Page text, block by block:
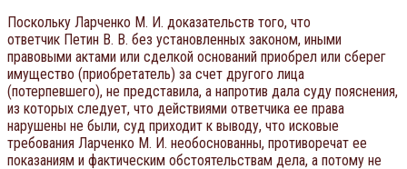
Поскольку Ларченко М. И. доказательств того, что
ответчик Петин В. В. без установленных законом, иными
правовыми актами или сделкой оснований приобрел или сберег
имущество (приобретатель) за счет другого лица
(потерпевшего), не представила, а напротив дала суду пояснения,
из которых следует, что действиями ответчика ее права
нарушены не были, суд приходит к выводу, что исковые
требования Ларченко М. И. необоснованны, противоречат ее
показаниям и фактическим обстоятельствам дела, а потому не